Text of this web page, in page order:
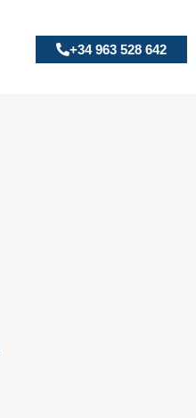
+34 963 528 642